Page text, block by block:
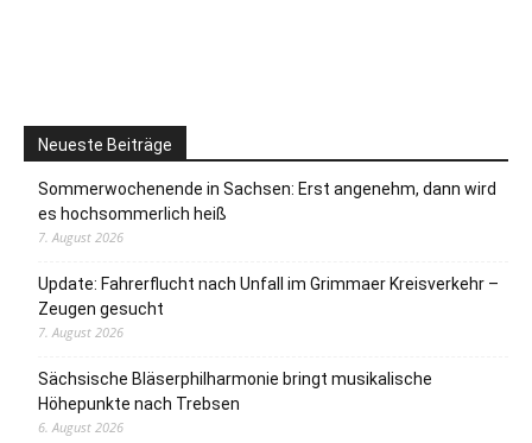
Neueste Beiträge
Sommerwochenende in Sachsen: Erst angenehm, dann wird
es hochsommerlich heiß
7. August 2026
Update: Fahrerflucht nach Unfall im Grimmaer Kreisverkehr –
Zeugen gesucht
7. August 2026
Sächsische Bläserphilharmonie bringt musikalische
Höhepunkte nach Trebsen
6. August 2026